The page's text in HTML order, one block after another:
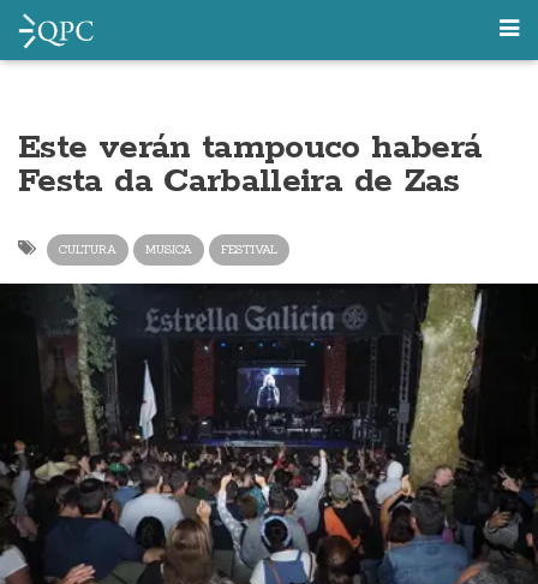
Este verán tampouco haberá
Festa da Carballeira de Zas
CULTURA MUSICA FESTIVAL